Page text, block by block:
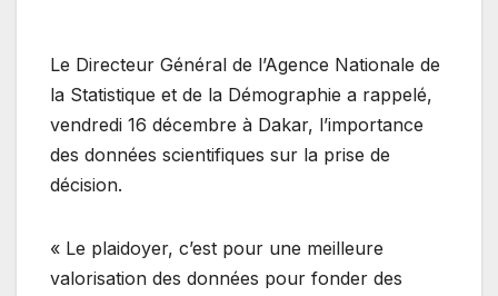
Le Directeur Général de l’Agence Nationale de
la Statistique et de la Démographie a rappelé,
vendredi 16 décembre à Dakar, l’importance
des données scientifiques sur la prise de
décision.
« Le plaidoyer, c’est pour une meilleure
valorisation des données pour fonder des